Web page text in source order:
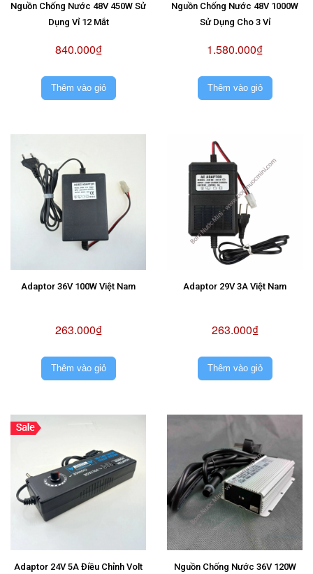
Nguồn Chống Nước 48V 450W Sử
Dụng Vỉ 12 Mắt
840.000₫
Thêm vào giỏ
Nguồn Chống Nước 48V 1000W
Sử Dụng Cho 3 Vỉ
1.580.000₫
Thêm vào giỏ
Adaptor 36V 100W Việt Nam
263.000₫
Thêm vào giỏ
Adaptor 29V 3A Việt Nam
263.000₫
Thêm vào giỏ
Adaptor 24V 5A Điều Chỉnh Volt
Nguồn Chống Nước 36V 120W